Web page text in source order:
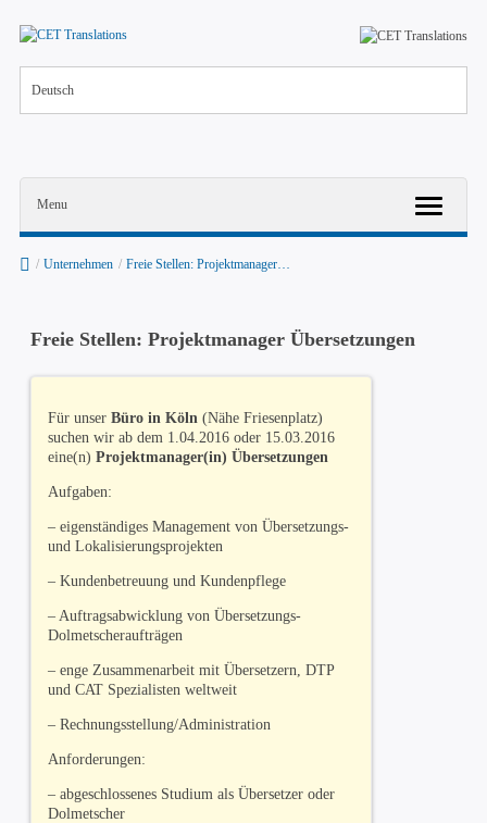
Deutsch
Menu
/ Unternehmen / Freie Stellen: Projektmanager…
Freie Stellen: Projektmanager Übersetzungen
Für unser Büro in Köln (Nähe Friesenplatz)
suchen wir ab dem 1.04.2016 oder 15.03.2016
eine(n) Projektmanager(in) Übersetzungen
Aufgaben:
– eigenständiges Management von Übersetzungs-
und Lokalisierungsprojekten
– Kundenbetreuung und Kundenpflege
– Auftragsabwicklung von Übersetzungs-
Dolmetscheraufträgen
– enge Zusammenarbeit mit Übersetzern, DTP
und CAT Spezialisten weltweit
– Rechnungsstellung/Administration
Anforderungen:
– abgeschlossenes Studium als Übersetzer oder
Dolmetscher